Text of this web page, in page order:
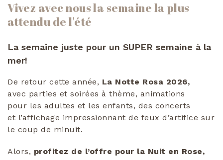
Vivez avec nous la semaine la plus
attendu de l'été
La semaine juste pour un SUPER semaine à la
mer!
De retour cette année, La Notte Rosa 2026,
avec parties et soirées à thème, animations
pour les adultes et les enfants, des concerts
et l’affichage impressionnant de feux d’artifice sur
le coup de minuit.
Alors, profitez de l’offre pour la Nuit en Rose,